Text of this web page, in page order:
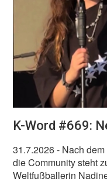
K-Word #669:
31.7.2026- Nach
die Community steht
Weltfußballerin